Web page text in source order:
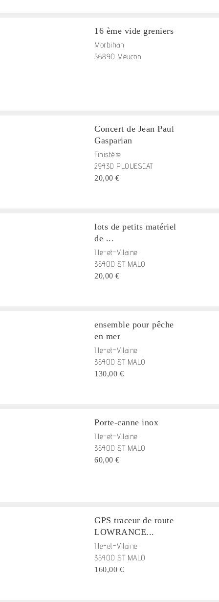
16 ème vide greniers
Morbihan
56890 Meucon
Concert de Jean Paul
Gasparian
Finistère
29430 PLOUESCAT
20,00 €
lots de petits matériel
de ...
Ille-et-Vilaine
35400 ST MALO
20,00 €
ensemble pour pêche
en mer
Ille-et-Vilaine
35400 ST MALO
130,00 €
Porte-canne inox
Ille-et-Vilaine
35400 ST MALO
60,00 €
GPS traceur de route
LOWRANCE...
Ille-et-Vilaine
35400 ST MALO
160,00 €